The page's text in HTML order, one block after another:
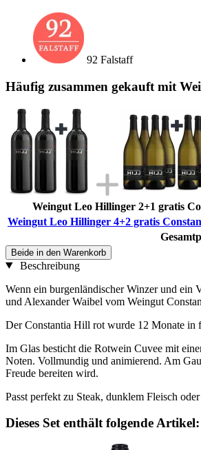
92 Falstaff
Häufig zusammen gekauft mit
Weingut Leo Hillinger 2+1 gratis
Weingut Leo Hillinger 4+2 gratis
Beide in den Warenkorb
Beschreibung
Wenn ein burgenländischer Winzer und ein
und Alexander Waibel vom Weingut
Der Constantia Hill rot wurde 12 Monate in
Im Glas besticht die Rotwein Cuvee mit
Noten. Vollmundig und animierend. Am
Freude bereiten wird.
Passt perfekt zu Steak, dunklem Fleisch
Dieses Set enthält folgende Artikel: